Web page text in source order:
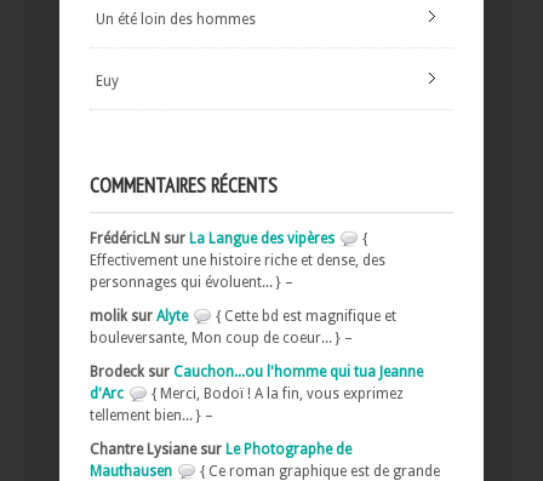
Un été loin des hommes
Euy
COMMENTAIRES RÉCENTS
FrédéricLN sur La Langue des vipères
{
Effectivement une histoire riche et dense, des
personnages qui évoluent... } –
molik sur Alyte
{ Cette bd est magnifique et
bouleversante, Mon coup de coeur... } –
Brodeck sur Cauchon...ou l'homme qui tua Jeanne
d'Arc
{ Merci, Bodoï ! A la fin, vous exprimez
tellement bien... } –
Chantre Lysiane sur Le Photographe de
Mauthausen
{ Ce roman graphique est de grande